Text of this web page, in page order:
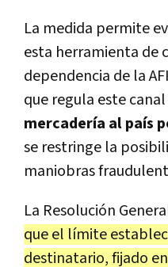
La medida permite
esta herramienta de
dependencia de la
que regula este
mercadería al país
se restringe la
maniobras
La Resolución
que el límite
destinatario, fijado